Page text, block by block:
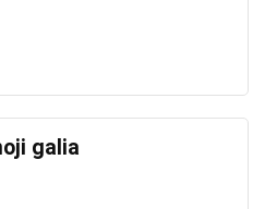
galia